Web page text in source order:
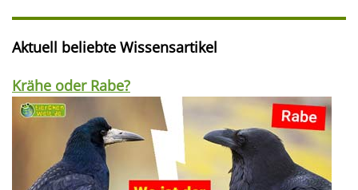
Aktuell beliebte Wissensartikel
Krähe oder Rabe?